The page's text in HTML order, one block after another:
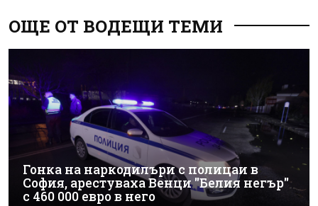
ОЩЕ ОТ ВОДЕЩИ ТЕМИ
Гонка на наркодилъри с полицаи в
София, арестуваха Венци "Белия негър"
с 460 000 евро в него